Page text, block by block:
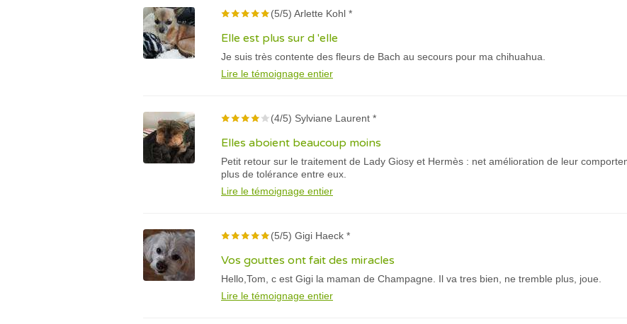
(5/5) Arlette Kohl *
Elle est plus sur d 'elle
Je suis très contente des fleurs de Bach au secours pour ma chihuahua.
Lire le témoignage entier
(4/5) Sylviane Laurent *
Elles aboient beaucoup moins
Petit retour sur le traitement de Lady Giosy et Hermès : net amélioration de leur
plus de tolérance entre eux.
Lire le témoignage entier
(5/5) Gigi Haeck *
Vos gouttes ont fait des miracles
Hello,Tom, c est Gigi la maman de Champagne. Il va tres bien, ne tremble plus, joue.
Lire le témoignage entier